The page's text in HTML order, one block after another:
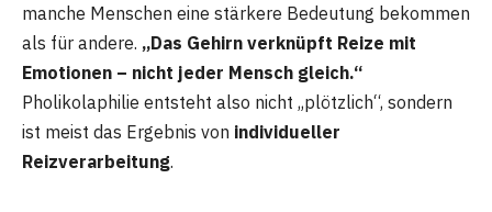
manche Menschen eine stärkere Bedeutung bekommen
als für andere. „Das Gehirn verknüpft Reize mit
Emotionen – nicht jeder Mensch gleich.“
Pholikolaphilie entsteht also nicht „plötzlich“, sondern
ist meist das Ergebnis von individueller
Reizverarbeitung.